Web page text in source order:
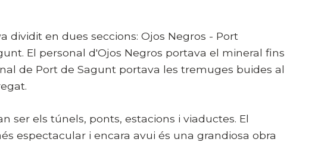
dividit en dues seccions: Ojos Negros - Port
El personal d'Ojos Negros portava el mineral fins
de Port de Sagunt portava les tremuges buides al
ser els túnels, ponts, estacions i viaductes. El
espectacular i encara avui és una grandiosa obra